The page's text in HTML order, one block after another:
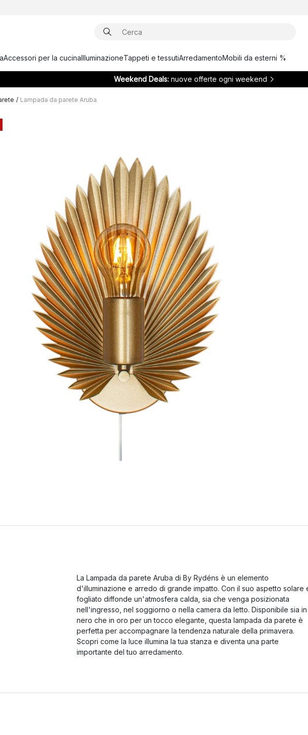
Accessori per la cucinaIlluminazioneTappeti e tessutiArredamentoMobili da esterni %
Weekend Deals: nuove offerte ogni weekend
/ Lampada da parete Aruba
La Lampada da parete Aruba di By Rydéns è un elemento
d'illuminazione e arredo di grande impatto. Con il suo aspetto solare
fogliato diffonde un'atmosfera calda, sia che venga posizionata
nell'ingresso, nel soggiorno o nella camera da letto. Disponibile sia in
nero che in oro per un tocco elegante, questa lampada da parete è
perfetta per accompagnare la tendenza naturale della primavera.
Scopri come la luce illumina la tua stanza e diventa una parte
importante del tuo arredamento.